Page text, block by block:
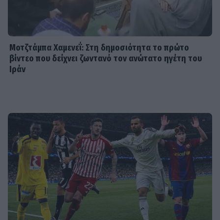
Βαλαβάνη: Εντυπωσιακή σιλουέτα,
εφαρμοστό σικ φόρεμα και wet look
- Μαγνήτισε όλα τα βλέμματα
Σοφό και τον γιο τους
MEDIA
Τηλεθέαση – Το Σόι σου: «Σαρώνει»
ακόμη και στις επαναλήψεις –
Αντίστροφη μέτρηση για τον νέο
κύκλο
Μοτζτάμπα Χαμενεΐ: Στη δημοσιότητα το πρώτο
βίντεο που δείχνει ζωντανό τον ανώτατο ηγέτη του
Ιράν